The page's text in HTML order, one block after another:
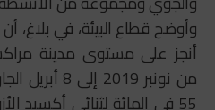
وأوضح قطاع البيئة، في بلاغ، أن
أنجز على مستوى مدينة
من نونبر